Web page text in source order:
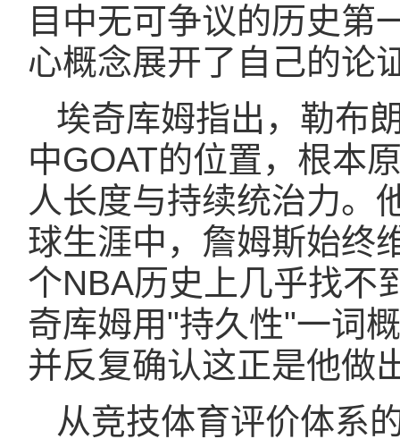
目中无可争议的历史第
心概念展开了自己的论
埃奇库姆指出，勒布
中GOAT的位置，根本
人长度与持续统治力。
球生涯中，詹姆斯始终
个NBA历史上几乎找不
奇库姆用"持久性"一词
并反复确认这正是他做
从竞技体育评价体系